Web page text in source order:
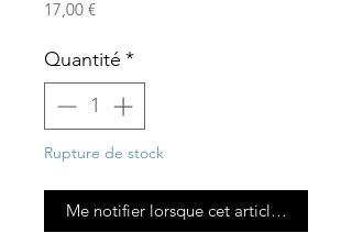
17,00 €Prix
Quantité *
Rupture de stock
Me notifier lorsque cet article est